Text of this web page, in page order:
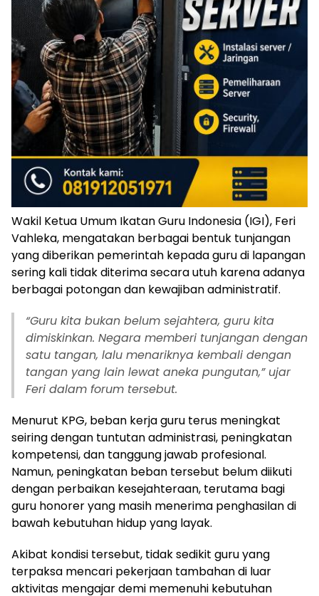
Wakil Ketua Umum Ikatan Guru Indonesia (IGI), Feri
Vahleka, mengatakan berbagai bentuk tunjangan
yang diberikan pemerintah kepada guru di lapangan
sering kali tidak diterima secara utuh karena adanya
berbagai potongan dan kewajiban administratif.
“Guru kita bukan belum sejahtera, guru kita
dimiskinkan. Negara memberi tunjangan dengan
satu tangan, lalu menariknya kembali dengan
tangan yang lain lewat aneka pungutan,” ujar
Feri dalam forum tersebut.
Menurut KPG, beban kerja guru terus meningkat
seiring dengan tuntutan administrasi, peningkatan
kompetensi, dan tanggung jawab profesional.
Namun, peningkatan beban tersebut belum diikuti
dengan perbaikan kesejahteraan, terutama bagi
guru honorer yang masih menerima penghasilan di
bawah kebutuhan hidup yang layak.
Akibat kondisi tersebut, tidak sedikit guru yang
terpaksa mencari pekerjaan tambahan di luar
aktivitas mengajar demi memenuhi kebutuhan